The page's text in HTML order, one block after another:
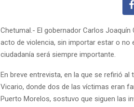
Chetumal.- El gobernador Carlos
acto de violencia, sin importar estar o no
ciudadanía será siempre importante.
En breve entrevista, en la que se refirió
Vicario, donde dos de las víctimas eran
Puerto Morelos, sostuvo que siguen las